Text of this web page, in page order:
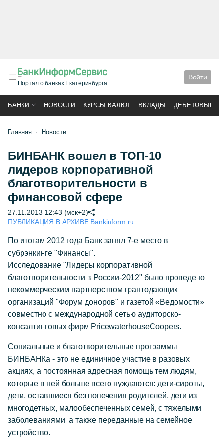
Портал о банках Екатеринбурга
Войти
БАНКИ НОВОСТИ КУРСЫ ВАЛЮТ ВКЛАДЫ ДЕБЕТОВЫЕ
Главная Новости
БИНБАНК вошел в ТОП-10
лидеров корпоративной
благотворительности в
финансовой сфере
27.11.2013 12:43 (мск+2)
ПУБЛИКАЦИЯ В АРХИВЕ Bankinform.ru
По итогам 2012 года Банк занял 7-е место в
субрэнкинге "Финансы".
Исследование "Лидеры корпоративной
благотворительности в России-2012" было проведено
некоммерческим партнерством грантодающих
организаций "Форум доноров" и газетой «Ведомости»
совместно с международной сетью аудиторско-
консалтинговых фирм PricewaterhouseCoopers.
Социальные и благотворительные программы
БИНБАНКа - это не единичное участие в разовых
акциях, а постоянная адресная помощь тем людям,
которые в ней больше всего нуждаются: дети-сироты,
дети, оставшиеся без попечения родителей, дети из
многодетных, малообеспеченных семей, с тяжелыми
заболеваниями, а также переданные на семейное
устройство.